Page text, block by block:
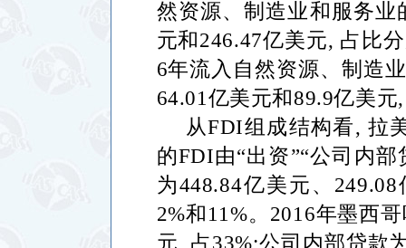
然资源、制造业和服务业
元和246.47亿美元, 占比
6年流入自然资源、制造
64.01 亿美元和89.9亿美元
从FDI组成结构看, 拉
的FDI由“出资”“公司内部
为448.84亿美元、 249.08
2%和11%。 2016年墨西
元
占33%;公司内部贷款